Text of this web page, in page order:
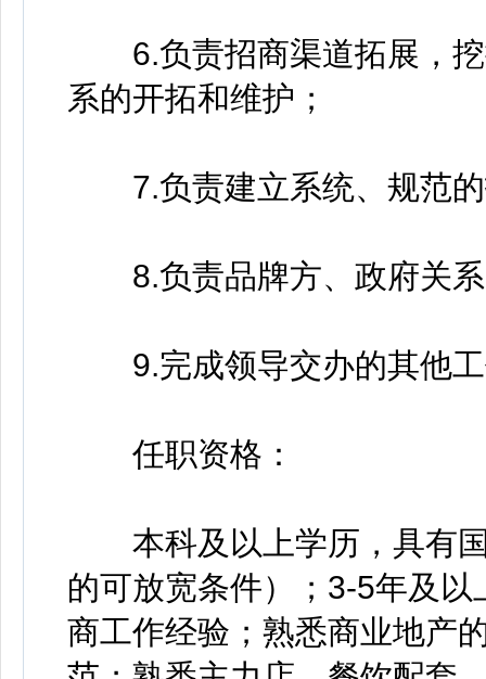
6.负责招商渠道拓展，挖
系的开拓和维护；
7.负责建立系统、规范的
8.负责品牌方、政府关系
9.完成领导交办的其他工
任职资格：
本科及以上学历，具有国
的可放宽条件）；3-5年及
商工作经验；熟悉商业地产